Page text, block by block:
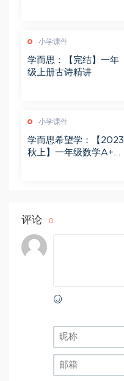
小学课件
学而思：【完结】一年
级上册古诗精讲
小学课件
学而思希望学：【2023
秋上】一年级数学A+班
评论 0